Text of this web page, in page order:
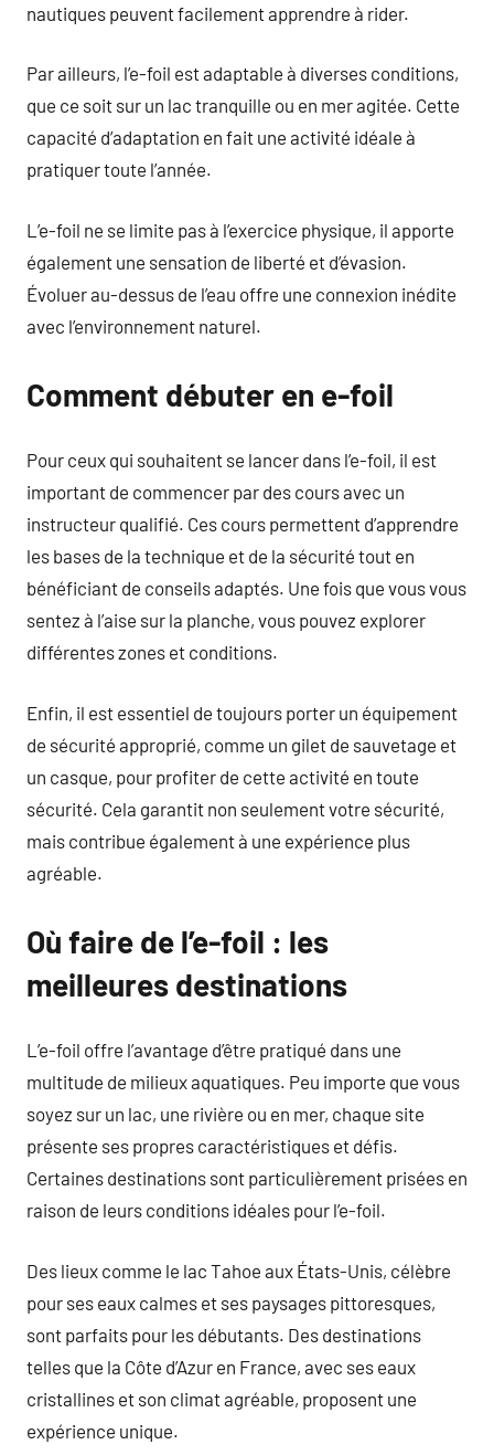
nautiques peuvent facilement apprendre à rider.
Par ailleurs, l’e-foil est adaptable à diverses conditions,
que ce soit sur un lac tranquille ou en mer agitée. Cette
capacité d’adaptation en fait une activité idéale à
pratiquer toute l’année.
L’e-foil ne se limite pas à l’exercice physique, il apporte
également une sensation de liberté et d’évasion.
Évoluer au-dessus de l’eau offre une connexion inédite
avec l’environnement naturel.
Comment débuter en e-foil
Pour ceux qui souhaitent se lancer dans l’e-foil, il est
important de commencer par des cours avec un
instructeur qualifié. Ces cours permettent d’apprendre
les bases de la technique et de la sécurité tout en
bénéficiant de conseils adaptés. Une fois que vous vous
sentez à l’aise sur la planche, vous pouvez explorer
différentes zones et conditions.
Enfin, il est essentiel de toujours porter un équipement
de sécurité approprié, comme un gilet de sauvetage et
un casque, pour profiter de cette activité en toute
sécurité. Cela garantit non seulement votre sécurité,
mais contribue également à une expérience plus
agréable.
Où faire de l’e-foil : les
meilleures destinations
L’e-foil offre l’avantage d’être pratiqué dans une
multitude de milieux aquatiques. Peu importe que vous
soyez sur un lac, une rivière ou en mer, chaque site
présente ses propres caractéristiques et défis.
Certaines destinations sont particulièrement prisées en
raison de leurs conditions idéales pour l’e-foil.
Des lieux comme le lac Tahoe aux États-Unis, célèbre
pour ses eaux calmes et ses paysages pittoresques,
sont parfaits pour les débutants. Des destinations
telles que la Côte d’Azur en France, avec ses eaux
cristallines et son climat agréable, proposent une
expérience unique.